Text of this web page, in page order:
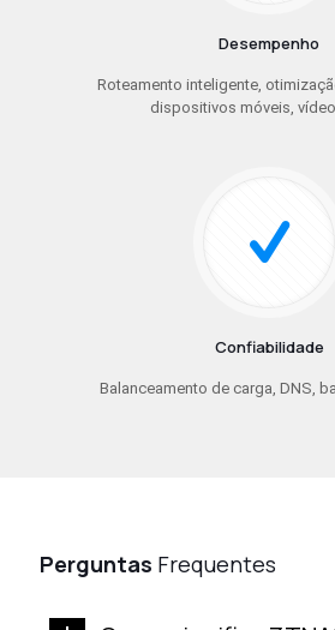
Desempenho
Roteamento inteligente,
dispositivos móveis,
Confiabilidade
Balanceamento de carga, DNS,
Perguntas Frequentes